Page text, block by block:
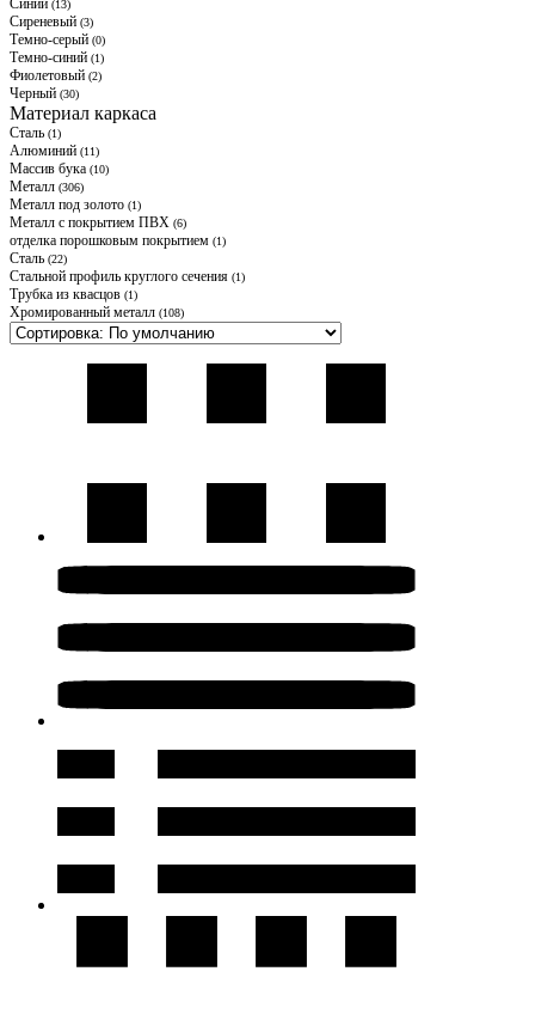
(13)
Сиреневый (3)
Темно-серый (0)
Темно-синий (1)
Фиолетовый (2)
Черный (30)
Материал каркаса
Cталь (1)
Алюминий (11)
Массив бука (10)
Металл (306)
Металл под золото (1)
Металл с покрытием ПВХ (6)
отделка порошковым покрытием (1)
Сталь (22)
Стальной профиль круглого сечения (1)
Трубка из квасцов (1)
Хромированный металл (108)